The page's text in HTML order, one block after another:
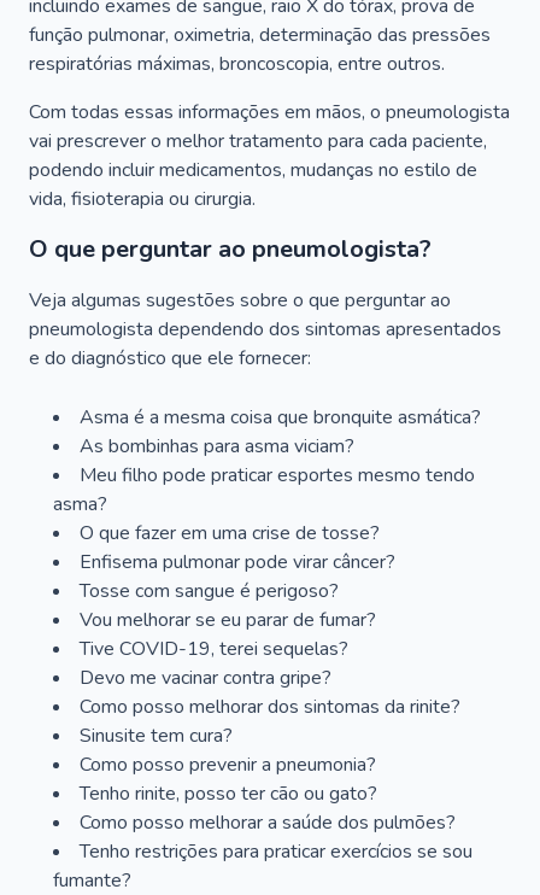
incluindo exames de sangue, raio X do tórax, prova de
função pulmonar, oximetria, determinação das pressões
respiratórias máximas, broncoscopia, entre outros.
Com todas essas informações em mãos, o pneumologista
vai prescrever o melhor tratamento para cada paciente,
podendo incluir medicamentos, mudanças no estilo de
vida, fisioterapia ou cirurgia.
O que perguntar ao pneumologista?
Veja algumas sugestões sobre o que perguntar ao
pneumologista dependendo dos sintomas apresentados
e do diagnóstico que ele fornecer:
Asma é a mesma coisa que bronquite asmática?
As bombinhas para asma viciam?
Meu filho pode praticar esportes mesmo tendo
asma?
O que fazer em uma crise de tosse?
Enfisema pulmonar pode virar câncer?
Tosse com sangue é perigoso?
Vou melhorar se eu parar de fumar?
Tive COVID-19, terei sequelas?
Devo me vacinar contra gripe?
Como posso melhorar dos sintomas da rinite?
Sinusite tem cura?
Como posso prevenir a pneumonia?
Tenho rinite, posso ter cão ou gato?
Como posso melhorar a saúde dos pulmões?
Tenho restrições para praticar exercícios se sou
fumante?